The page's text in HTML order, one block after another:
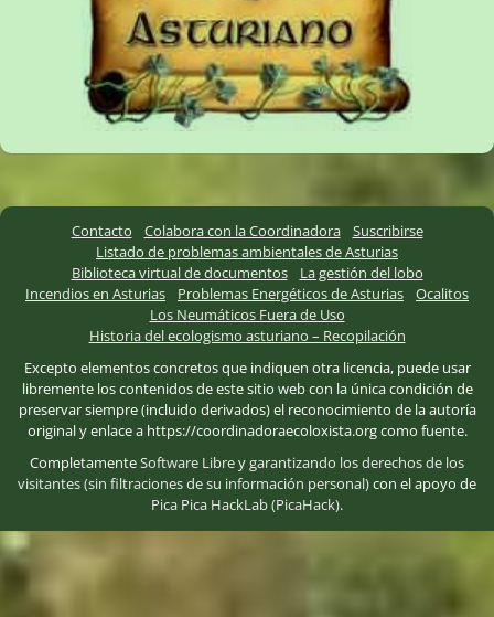
Contacto Colabora con la Coordinadora
Suscribirse
Listado de problemas ambientales de Asturias
Biblioteca virtual de documentos
La gestión del lobo
Incendios en Asturias
Problemas Energéticos de Asturias
Ocalitos
Los Neumáticos Fuera de Uso
Historia del ecologismo asturiano – Recopilación
Excepto elementos concretos que indiquen otra licencia, puede usar
libremente los contenidos de este sitio web con la única condición de
preservar siempre (incluido derivados) el reconocimiento de la autoría
original y enlace a https://coordinadoraecoloxista.org como fuente.
CompletamenteSoftware Libreygarantizando los derechos de los
visitantes (sin filtraciones de su información personal)con el apoyo de
Pica Pica HackLab (PicaHack).